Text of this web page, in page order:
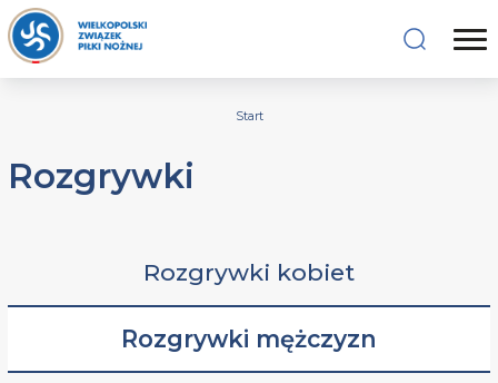
Start
Rozgrywki
Rozgrywki kobiet
Rozgrywki mężczyzn